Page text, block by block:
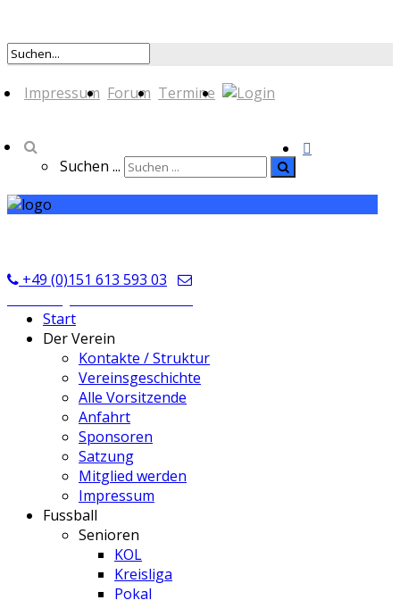
Impressum Forum Termine
Suchen ...
+49 (0)151 613 593 03
Start
Der Verein
Kontakte / Struktur
Vereinsgeschichte
Alle Vorsitzende
Anfahrt
Sponsoren
Satzung
Mitglied werden
Impressum
Fussball
Senioren
KOL
Kreisliga
Pokal